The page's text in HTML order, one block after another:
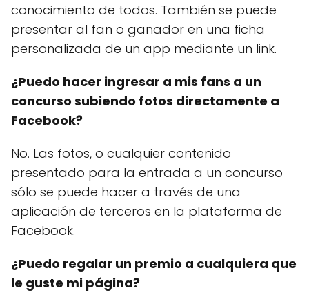
conocimiento de todos. También se puede
presentar al fan o ganador en una ficha
personalizada de un app mediante un link.
¿Puedo hacer ingresar a mis fans a un
concurso subiendo fotos directamente a
Facebook?
No. Las fotos, o cualquier contenido
presentado para la entrada a un concurso
sólo se puede hacer a través de una
aplicación de terceros en la plataforma de
Facebook.
¿Puedo regalar un premio a cualquiera que
le guste mi página?